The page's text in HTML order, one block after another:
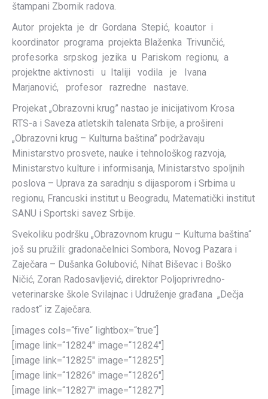
štampani Zbornik radova.
Autor projekta je dr Gordana Stepić, koautor i
koordinator programa projekta Blaženka Trivunčić,
profesorka srpskog jezika u Pariskom regionu, a
projektne aktivnosti u Italiji vodila je Ivana
Marjanović, profesor razredne nastave.
Projekat „Obrazovni krug” nastao je inicijativom Krosa
RTS-a i Saveza atletskih talenata Srbije, a prošireni
„Obrazovni krug – Kulturna baština” podržavaju
Ministarstvo prosvete, nauke i tehnološkog razvoja,
Ministarstvo kulture i informisanja, Ministarstvo spoljnih
poslova – Uprava za saradnju s dijasporom i Srbima u
regionu, Francuski institut u Beogradu, Matematički institut
SANU i Sportski savez Srbije.
Svekoliku podršku „Obrazovnom krugu – Kulturna baština“
još su pružili: gradonačelnici Sombora, Novog Pazara i
Zaječara – Dušanka Golubović, Nihat Biševac i Boško
Ničić, Zoran Radosavljević, direktor Poljoprivredno-
veterinarske škole Svilajnac i Udruženje građana „Dečja
radost“ iz Zaječara.
[images cols=“five“ lightbox=“true“]
[image link=“12824″ image=“12824″]
[image link=“12825″ image=“12825″]
[image link=“12826″ image=“12826″]
[image link=“12827″ image=“12827″]